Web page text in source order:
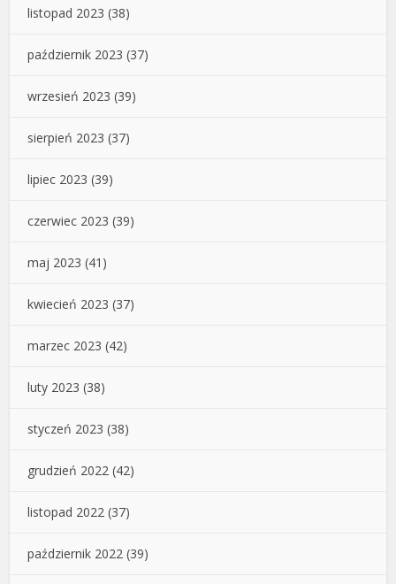
listopad 2023 (38)
październik 2023 (37)
wrzesień 2023 (39)
sierpień 2023 (37)
lipiec 2023 (39)
czerwiec 2023 (39)
maj 2023 (41)
kwiecień 2023 (37)
marzec 2023 (42)
luty 2023 (38)
styczeń 2023 (38)
grudzień 2022 (42)
listopad 2022 (37)
październik 2022 (39)